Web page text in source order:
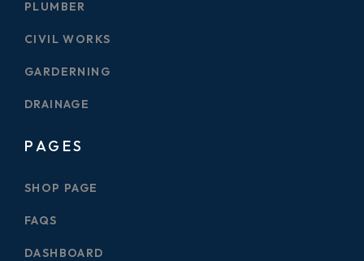
PLUMBER
CIVIL WORKS
GARDERNING
DRAINAGE
PAGES
SHOP PAGE
FAQS
DASHBOARD